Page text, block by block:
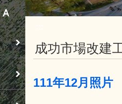
成功市場改建
111年12月照片